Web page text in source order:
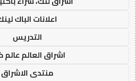
اعلانات الباك
التدريس
اشراق العالم عالم
منتدى الاشراق